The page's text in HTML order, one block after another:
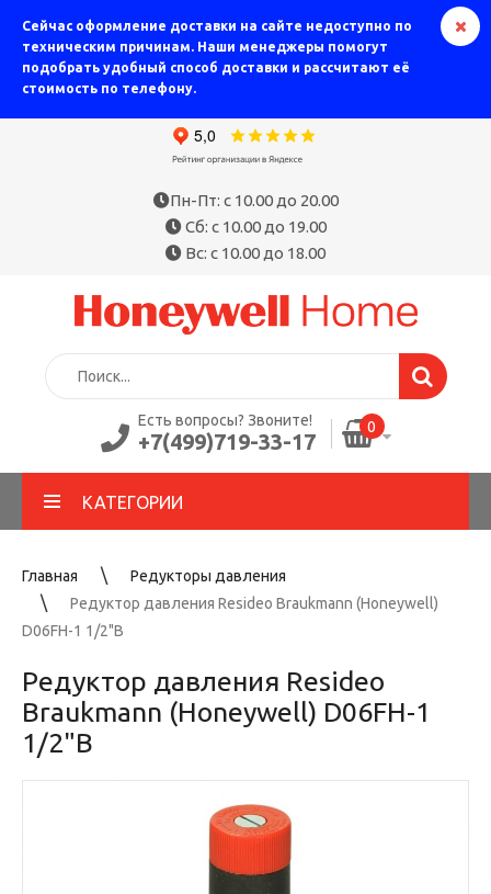
Сейчас оформление доставки на сайте недоступно по
техническим причинам. Наши менеджеры помогут
подобрать удобный способ доставки и рассчитают её
стоимость по телефону.
Пн-Пт: с 10.00 до 20.00
Сб: с 10.00 до 19.00
Вс: с 10.00 до 18.00
Есть вопросы? Звоните!
+7(499)719-33-17
0
КАТЕГОРИИ
Главная
Редукторы давления
Редуктор давления Resideo Braukmann (Honeywell)
D06FH-1 1/2"B
Редуктор давления Resideo
Braukmann (Honeywell) D06FH-1
1/2"B